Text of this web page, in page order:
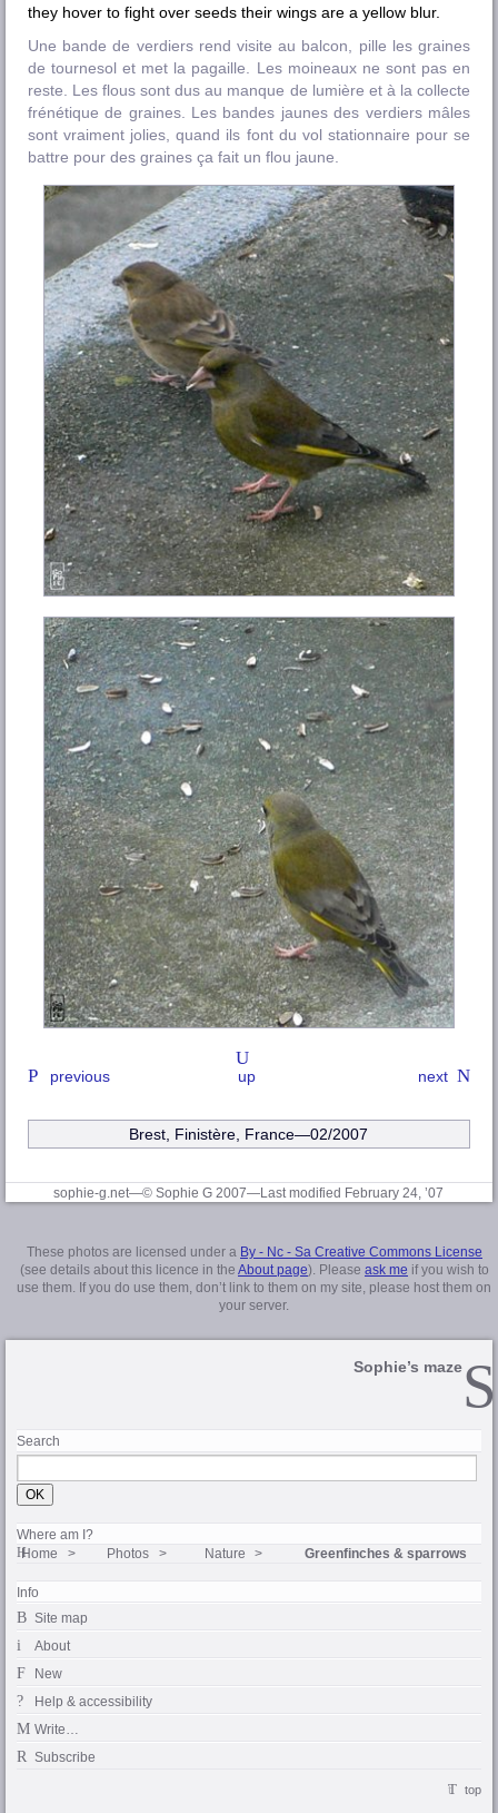
they hover to fight over seeds their wings are a yellow blur.
Une bande de verdiers rend visite au balcon, pille les graines
de tournesol et met la pagaille. Les moineaux ne sont pas en
reste. Les flous sont dus au manque de lumière et à la collecte
frénétique de graines. Les bandes jaunes des verdiers mâles
sont vraiment jolies, quand ils font du vol stationnaire pour se
battre pour des graines ça fait un flou jaune.
previous next
up
Brest, Finistère , France—02/2007
sophie-g.net—© Sophie G 2007—Last modified February 24, ’07
These photos are licensed under a By - Nc - Sa Creative Commons License
(see details about this licence in the About page). Please ask me if you wish to
use them. If you do use them, don’t link to them on my site, please host them on
your server.
Sophie’s maze
Search
Where am I?
Home Photos Nature Greenfinches & sparrows
Info
Site map
About
New
Help & accessibility
Write…
Subscribe
top